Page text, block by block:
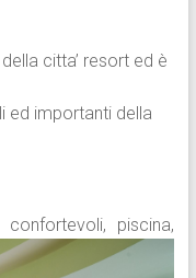
citta’ resort ed è
ed importanti della
piscina,